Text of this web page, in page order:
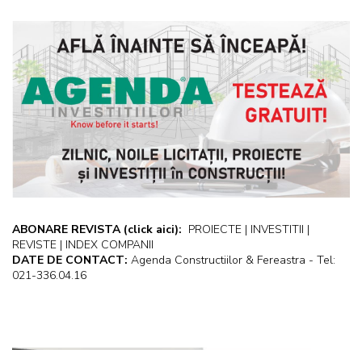
ABONARE REVISTA (click aici): PROIECTE | INVESTITII |
REVISTE | INDEX COMPANII
DATE DE CONTACT: Agenda Constructiilor & Fereastra - Tel:
021-336.04.16